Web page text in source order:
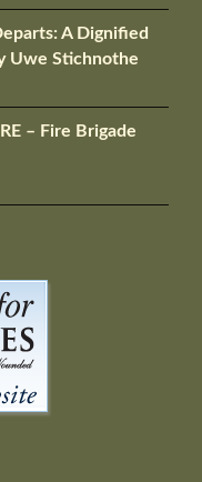
A Dignified
Uwe Stichnothe
– Fire Brigade